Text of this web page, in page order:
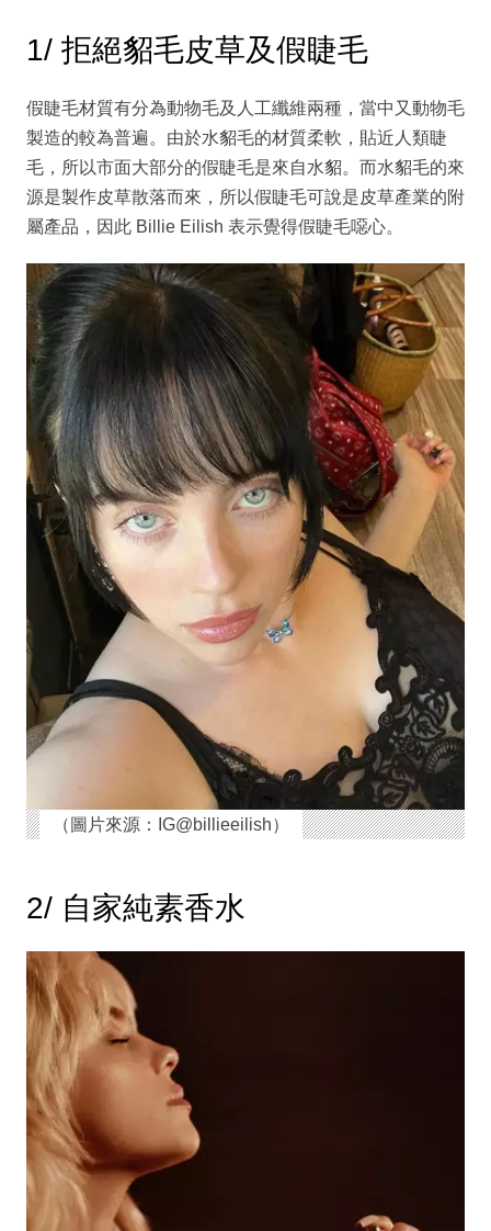
1/ 拒絕貂毛皮草及假睫毛
假睫毛材質有分為動物毛及人工纖維兩種，當中又動物毛
製造的較為普遍。由於水貂毛的材質柔軟，貼近人類睫
毛，所以市面大部分的假睫毛是來自水貂。而水貂毛的來
源是製作皮草散落而來，所以假睫毛可說是皮草產業的附
屬產品，因此 Billie Eilish 表示覺得假睫毛噁心。
（圖片來源：IG@billieeilish）
2/ 自家純素香水